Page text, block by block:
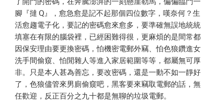
腳『撻 Q』，愈急愈是記不起那個四位數字，嘆奈何？生
活愈趨電子化，要記的密碼愈來愈多，要準確無誤地統統
填塞在有限的腦袋裡，已經困難得很，更麻煩的是間常都
因保安理由要更換密碼，怕機密電郵外竊、怕色狼鑽進女
洗手間偷窺、怕閒雜人等進入家居範圍等等，都屬無可厚
非。只是本人甚為善忘，要改密碼，還是一動不如一靜好
了，色狼儘管來男廁偷窺吧，黑客要來竊取電郵的話，無
任歡迎，反正百分之九十都是無聊的垃圾電郵。